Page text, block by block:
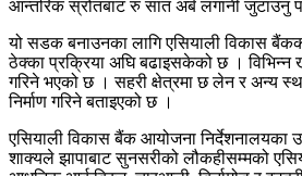
आन्तरिक स्रोतबाट रु सात अर्ब लगानी जुटाउनु
यो सडक बनाउनका लागि एसियाली विकास
ठेक्का प्रक्रिया अघि बढाइसकेको छ । विभिन्न
गरिने भएको छ । सहरी क्षेत्रमा छ लेन र अन्य
निर्माण गरिने बताइएको छ ।
एसियाली विकास बैंक आयोजना निर्देशनालयका
शाक्यले झापाबाट सुनसरीको लौकहीसम्मको